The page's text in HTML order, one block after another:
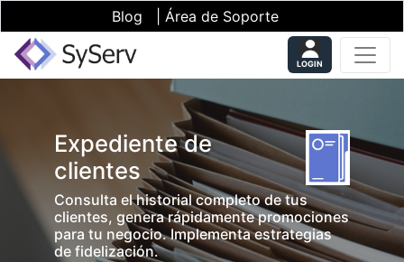
Blog Área de Soporte
LOGIN
Expediente de
clientes
Consulta el historial completo de tus
clientes, genera rápidamente promociones
para tu negocio. Implementa estrategias
de fidelización.